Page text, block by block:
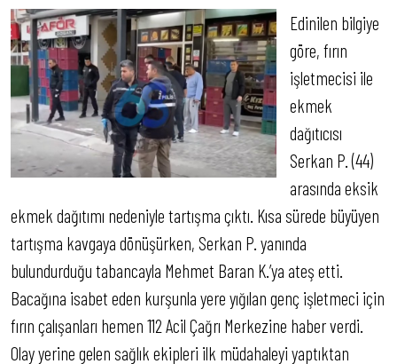
Edinilen bilgiye
göre, fırın
işletmecisi ile
ekmek
dağıtıcısı
Serkan P. (44)
arasında eksik
ekmek dağıtımı nedeniyle tartışma çıktı. Kısa sürede büyüyen
tartışma kavgaya dönüşürken, Serkan P. yanında
bulundurduğu tabancayla Mehmet Baran K.’ya ateş etti.
Bacağına isabet eden kurşunla yere yığılan genç işletmeci için
fırın çalışanları hemen 112 Acil Çağrı Merkezine haber verdi.
Olay yerine gelen sağlık ekipleri ilk müdahaleyi yaptıktan